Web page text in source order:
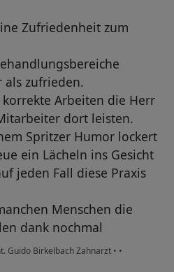
Zufriedenheit zum
zufrieden.
Arbeiten die Herr
dort leisten.
Spritzer Humor lockert
ein Lächeln ins Gesicht
jeden Fall diese Praxis
Menschen die
dank nochmal
Guido Birkelbach Zahnarzt • •